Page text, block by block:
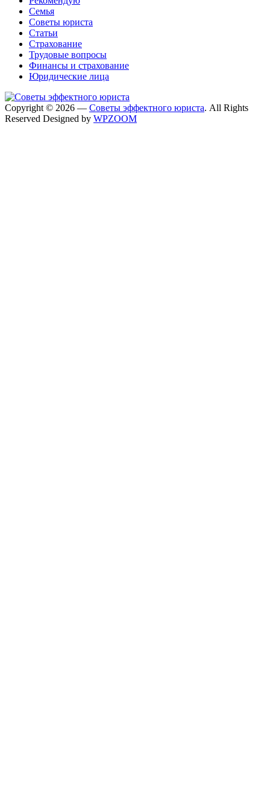
Семья
Советы юриста
Статьи
Страхование
Трудовые вопросы
Финансы и страхование
Юридические лица
Copyright © 2026 — Советы эффектного юриста. All Rights
Reserved Designed by WPZOOM